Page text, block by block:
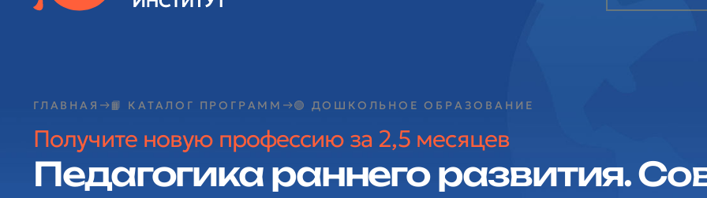
ГЛАВНАЯ 📙 КАТАЛОГ ПРОГРАММ 🟢 ДОШКОЛЬНОЕ ОБРАЗОВАНИЕ
Получите новую профессию за 2,5 месяцев
Педагогика раннего развития.